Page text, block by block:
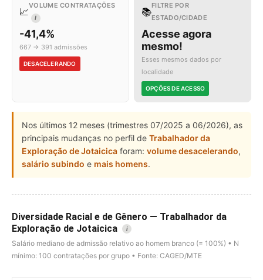
📈
VOLUME CONTRATAÇÕES
I
-41,4%
667 → 391 admissões
DESACELERANDO
📚
FILTRE POR
ESTADO/CIDADE
Acesse agora
mesmo!
Esses mesmos dados por
localidade
OPÇÕES DE ACESSO
Nos últimos 12 meses (trimestres 07/2025 a 06/2026), as
principais mudanças no perfil de Trabalhador da
Exploração de Jotaicica foram: volume desacelerando,
salário subindo e mais homens.
Diversidade Racial e de Gênero — Trabalhador da
Exploração de Jotaicica
i
Salário mediano de admissão relativo ao homem branco (= 100%) • N
mínimo: 100 contratações por grupo • Fonte: CAGED/MTE